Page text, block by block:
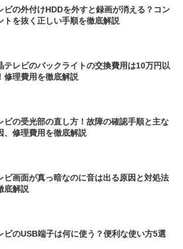
ビの外付けHDDを外すと録画が消える？コン
トを抜く正しい手順を徹底解説
テレビのバックライトの交換費用は10万円以
修理費用を徹底解説
ビの受光部の直し方！故障の確認手順と主な
、修理費用を徹底解説
ビ画面が真っ暗なのに音は出る原因と対処法
底解説
ビのUSB端子は何に使う？便利な使い方5選